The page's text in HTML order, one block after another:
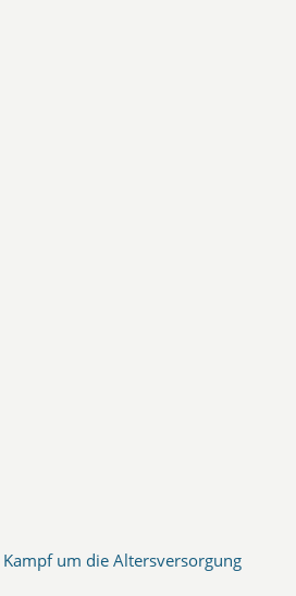
Kampf um die Altersversorgung